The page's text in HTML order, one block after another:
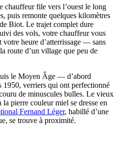
chauffeur file vers l’ouest le long
puis remonte quelques kilomètres
Biot. Le trajet complet dure
des vols, votre chauffeur vous
votre heure d’atterrissage — sans
route d’un village que peu de
le Moyen Âge — d’abord
1950, verriers qui ont perfectionné
de minuscules bulles. Le vieux
pierre couleur miel se dresse en
Fernand Léger, habillé d’une
se trouve à proximité.